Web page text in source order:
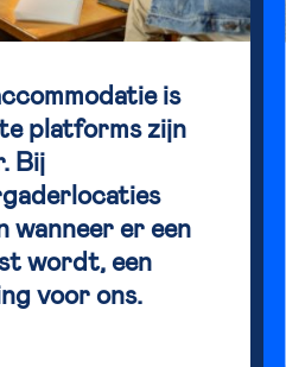
is
platforms zijn
Bij
wanneer er een
wordt, een
voor ons.